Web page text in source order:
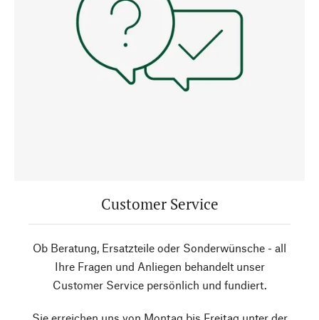
Customer Service
Ob Beratung, Ersatzteile oder Sonderwünsche - all
Ihre Fragen und Anliegen behandelt unser
Customer Service persönlich und fundiert.